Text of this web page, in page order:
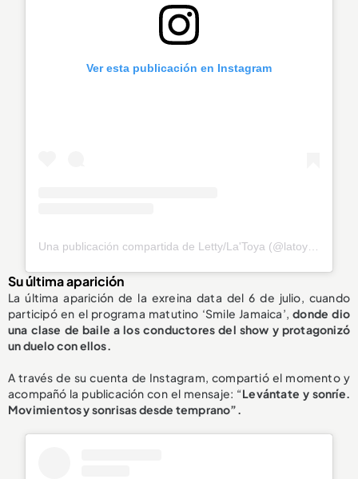
Ver esta publicación en Instagram
Su última aparición
La última aparición de la exreina data del 6 de julio, cuando
participó en el programa matutino ‘Smile Jamaica’,donde dio
una clase debaile a los conductores del show y protagonizó
un duelo con ellos.
A través de su cuenta de Instagram, compartió el momento y
acompañó la publicación con el mensaje: “Levántate y sonríe.
Movimientos y sonrisas desde temprano”.